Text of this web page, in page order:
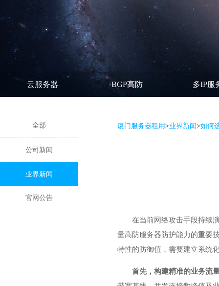
云服务器 BGP高防 多IP服
全部
公司新闻
业界新闻
官网公告
厦门服务器租用>业界新闻>如何
在当前网络攻击手段持续
量高防服务器防护能力的重要
特性的防御值，需要建立系统
首先，构建精准的业务流